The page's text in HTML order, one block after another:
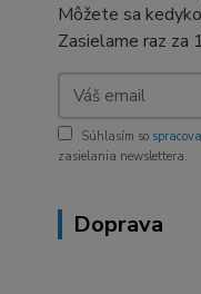
Môžete sa
Zasielame raz za
Súhlasím so
zasielania newslettera.
Doprava